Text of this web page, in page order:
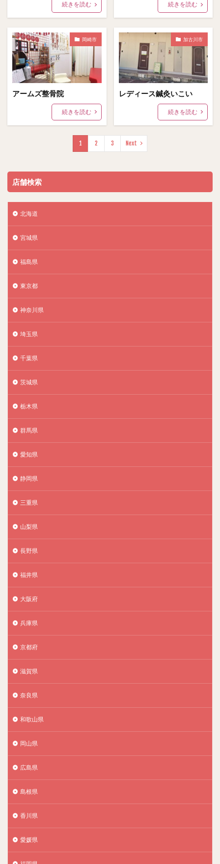
続きを読む 続きを読む
岡崎市
アームズ整骨院
続きを読む
加古川市
レディース鍼灸いこい
続きを読む
1 2 3 Next
店舗検索
北海道
宮城県
福島県
東京都
神奈川県
埼玉県
千葉県
茨城県
栃木県
群馬県
愛知県
静岡県
三重県
山梨県
長野県
福井県
大阪府
兵庫県
京都府
滋賀県
奈良県
和歌山県
岡山県
広島県
島根県
香川県
愛媛県